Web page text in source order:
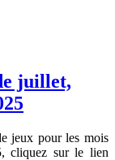
juillet,
jeux pour les mois
cliquez sur le lien